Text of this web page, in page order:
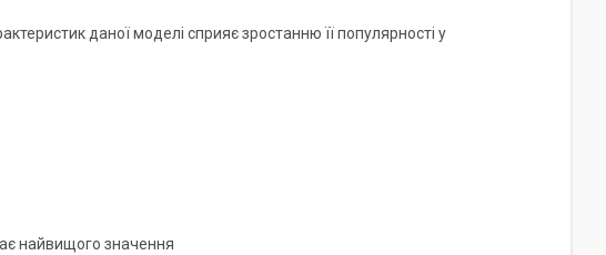
даної моделі сприяє зростанню її популярності у
найвищого значення